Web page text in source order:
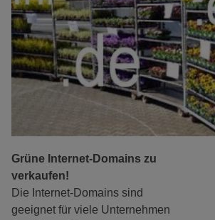
Grüne Internet-Domains zu
verkaufen!
Die Internet-Domains sind
geeignet für viele Unternehmen